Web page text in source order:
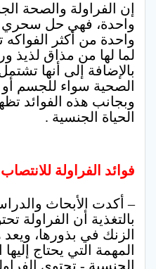
إن الفراولة والصحة
واحدة، فهي حل سحري
واحدة من أكثر الفواكه
لما لها من مذاق لذيذ
بالإضافة إلى أنها
الصحية سواء للجسم
وبجانب هذه الفوائد
الحياة الجنسية .
فوائد الفراولة
– أكدت الأبحاث
بالتغذية أن الفراولة
الزنك في بذورها،
المهمة التي يحتاج
الجنسية.- تحتوي